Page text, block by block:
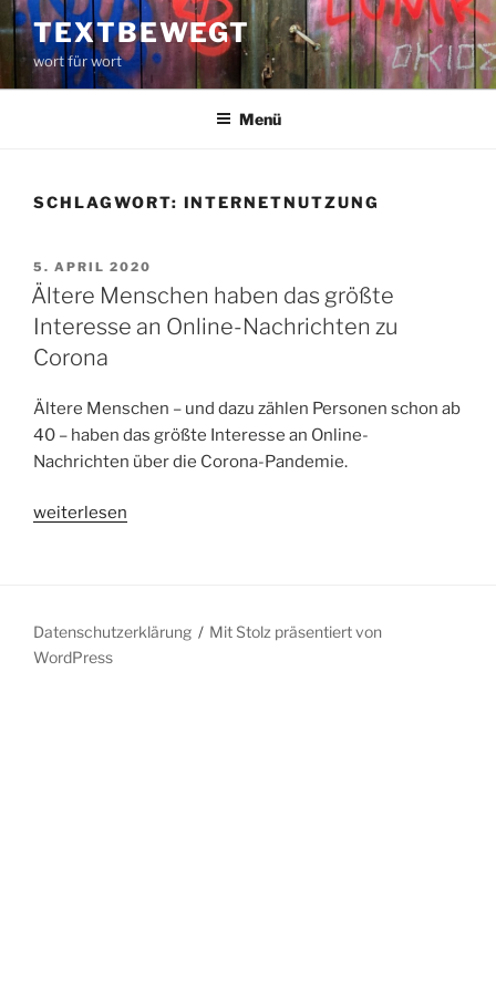
Zum
Inhalt
springen
TEXTBEWEGT
wort für wort
Menü
SCHLAGWORT: INTERNETNUTZUNG
VERÖFFENTLICHT
AM
5. APRIL 2020
Ältere Menschen haben das größte
Interesse an Online-Nachrichten zu
Corona
Ältere Menschen – und dazu zählen Personen schon ab
40 – haben das größte Interesse an Online-
Nachrichten über die Corona-Pandemie.
„Ältere
Interesse
weiterlesen
Datenschutzerklärung
Mit Stolz präsentiert von
WordPress